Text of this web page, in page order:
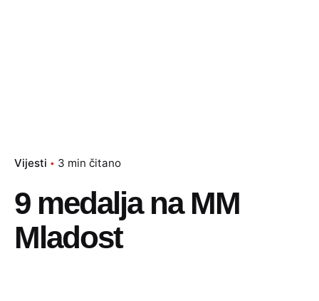
Vijesti 3 min čitano
9 medalja na MM
Mladost